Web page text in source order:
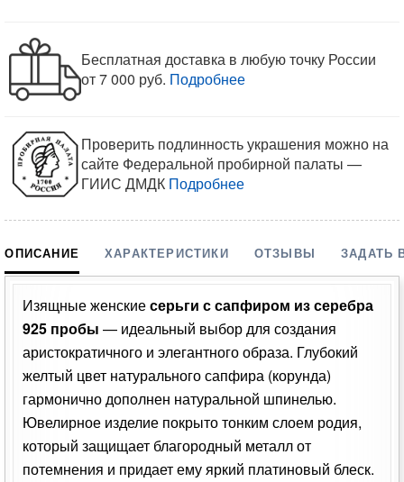
Бесплатная доставка в любую точку России
от 7 000 руб. Подробнее
Проверить подлинность украшения можно на
сайте Федеральной пробирной палаты —
ГИИС ДМДК Подробнее
ОПИСАНИЕ ХАРАКТЕРИСТИКИ ОТЗЫВЫ ЗАДАТЬ
Изящные женскиесерьги с сапфиром из серебра
925 пробы — идеальный выбор для создания
аристократичного и элегантного образа. Глубокий
желтый цвет натурального сапфира (корунда)
гармонично дополнен натуральной шпинелью.
Ювелирное изделие покрыто тонким слоем родия,
который защищает благородный металл от
потемнения и придает ему яркий платиновый блеск.